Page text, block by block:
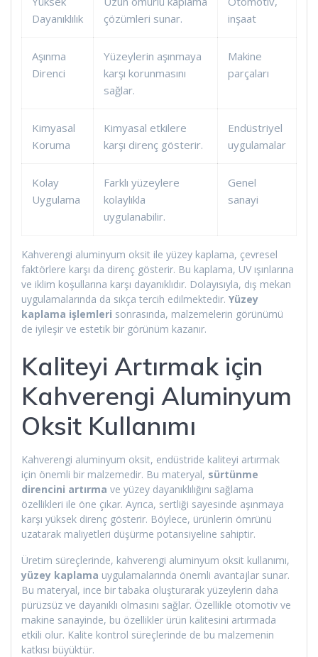
Dayanıklılık
çözümleri sunar.
inşaat
Aşınma
Direnci
Yüzeylerin aşınmaya
karşı korunmasını
sağlar.
Makine
parçaları
Kimyasal
Koruma
Kimyasal etkilere
karşı direnç gösterir.
Endüstriyel
uygulamalar
Kolay
Uygulama
Farklı yüzeylere
kolaylıkla
uygulanabilir.
Genel
sanayi
Kahverengi aluminyum oksit ile yüzey kaplama, çevresel
faktörlere karşı da direnç gösterir. Bu kaplama, UV ışınlarına
ve iklim koşullarına karşı dayanıklıdır. Dolayısıyla, dış mekan
uygulamalarında da sıkça tercih edilmektedir. Yüzey
kaplama işlemleri sonrasında, malzemelerin görünümü
de iyileşir ve estetik bir görünüm kazanır.
Kaliteyi Artırmak için
Kahverengi Aluminyum
Oksit Kullanımı
Kahverengi aluminyum oksit, endüstride kaliteyi artırmak
için önemli bir malzemedir. Bu materyal, sürtünme
direncini artırma ve yüzey dayanıklılığını sağlama
özellikleri ile öne çıkar. Ayrıca, sertliği sayesinde aşınmaya
karşı yüksek direnç gösterir. Böylece, ürünlerin ömrünü
uzatarak maliyetleri düşürme potansiyeline sahiptir.
Üretim süreçlerinde, kahverengi aluminyum oksit kullanımı,
yüzey kaplama uygulamalarında önemli avantajlar sunar.
Bu materyal, ince bir tabaka oluşturarak yüzeylerin daha
pürüzsüz ve dayanıklı olmasını sağlar. Özellikle otomotiv ve
makine sanayinde, bu özellikler ürün kalitesini artırmada
etkili olur. Kalite kontrol süreçlerinde de bu malzemenin
katkısı büyüktür.